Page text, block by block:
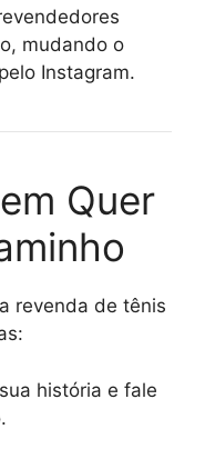
mudando o
Instagram.
Quer
revenda de tênis
história e fale